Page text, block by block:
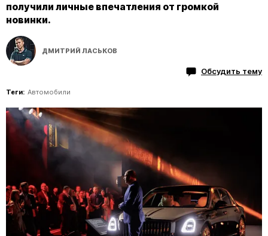
получили личные впечатления от громкой
новинки.
ДМИТРИЙ ЛАСЬКОВ
Обсудить тему
Теги: Автомобили